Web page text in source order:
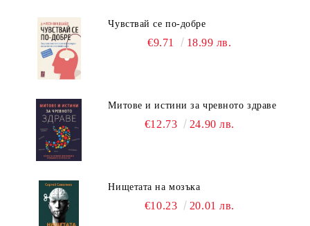
Чувствай се по-добре
€9.71 18.99 лв.
Митове и истини за чревното здраве
€12.73 24.90 лв.
Нищетата на мозъка
€10.23 20.01 лв.